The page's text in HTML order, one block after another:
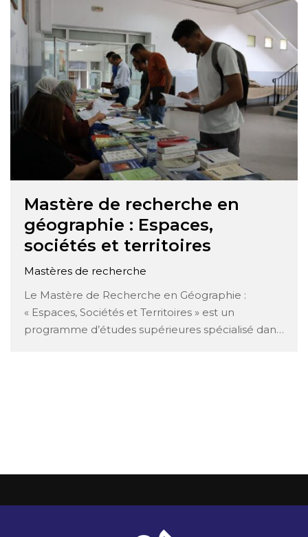
Voici une description détaillée des principaux
composants de ce programme : Fondements
théoriques de la géomorphologie : Les étudiants
acquièrent …
Mastère de recherche en
géographie : Espaces,
sociétés et territoires
Mastères de recherche
Le Mastère de Recherche en Géographie :
« Espaces, Sociétés et Territoires » est un
programme d’études supérieures spécialisé dans